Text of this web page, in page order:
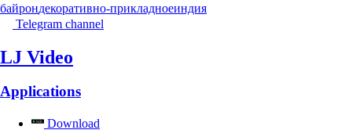
байрондекоративно-прикладноеиндия
Telegram channel
LJ Video
Applications
Download